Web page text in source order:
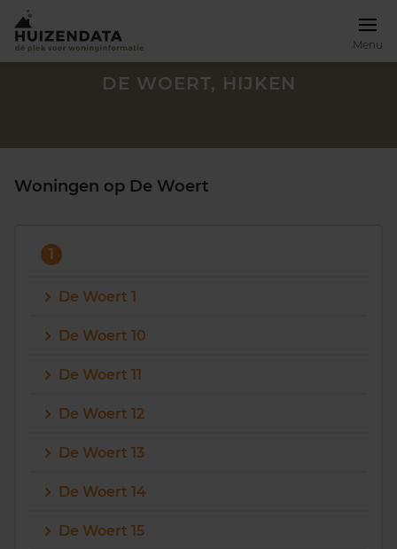
Menu
Maandag t/m vrijdag - 08:00 -18:00
DE WOERT, HIJKEN
Woningen op De Woert
1
De Woert 1
De Woert 10
De Woert 11
De Woert 12
De Woert 13
De Woert 14
De Woert 15